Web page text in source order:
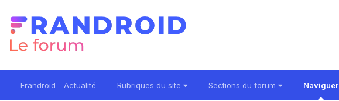
Frandroid - Actualité Rubriques du site Sections du forum Naviguer